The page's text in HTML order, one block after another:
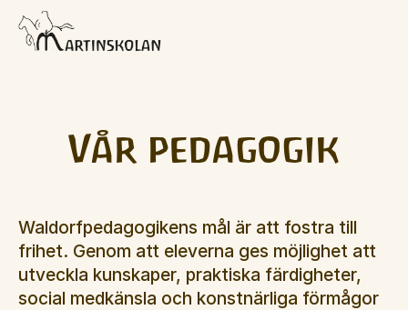
Vår pedagogik
Waldorfpedagogikens mål är att fostra till
frihet. Genom att eleverna ges möjlighet att
utveckla kunskaper, praktiska färdigheter,
social medkänsla och konstnärliga förmågor